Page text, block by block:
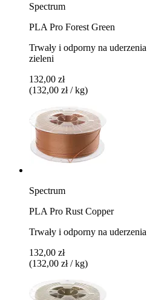
Spectrum
PLA Pro Forest Green
Trwały i odporny na
zieleni
132,00 zł
(132,00 zł / kg)
Spectrum
PLA Pro Rust Copper
Trwały i odporny na
132,00 zł
(132,00 zł / kg)